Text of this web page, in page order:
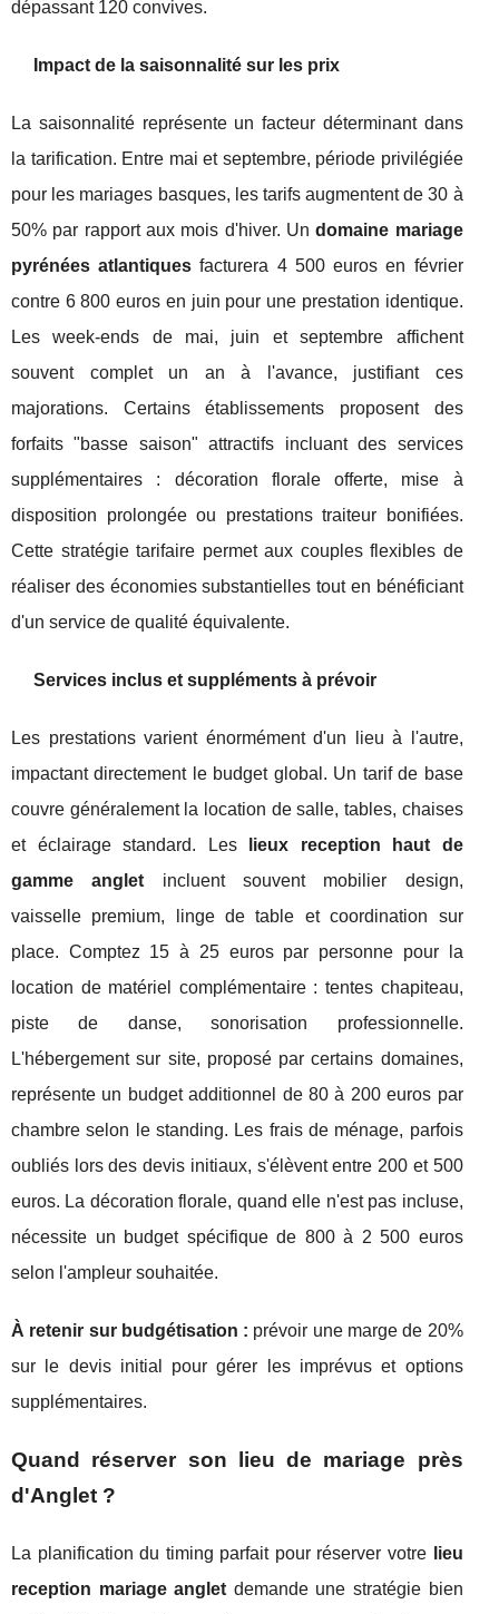
dépassant 120 convives.
Impact de la saisonnalité sur les prix
La saisonnalité représente un facteur déterminant dans
la tarification. Entre mai et septembre, période privilégiée
pour les mariages basques, les tarifs augmentent de 30 à
50% par rapport aux mois d'hiver. Undomaine mariage
pyrénées atlantiques facturera 4 500 euros en février
contre 6 800 euros en juin pour une prestation identique.
Les week-ends de mai, juin et septembre affichent
souvent complet un an à l'avance, justifiant ces
majorations. Certains établissements proposent des
forfaits "basse saison" attractifs incluant des services
supplémentaires : décoration florale offerte, mise à
disposition prolongée ou prestations traiteur bonifiées.
Cette stratégie tarifaire permet aux couples flexibles de
réaliser des économies substantielles tout en bénéficiant
d'un service de qualité équivalente.
Services inclus et suppléments à prévoir
Les prestations varient énormément d'un lieu à l'autre,
impactant directement le budget global. Un tarif de base
couvre généralement la location de salle, tables, chaises
et éclairage standard. Les
lieux reception haut de
gamme angletincluent souvent mobilier design,
vaisselle premium, linge de table et coordination sur
place. Comptez 15 à 25 euros par personne pour la
location de matériel complémentaire : tentes chapiteau,
piste de danse, sonorisation professionnelle.
L'hébergement sur site, proposé par certains domaines,
représente un budget additionnel de 80 à 200 euros par
chambre selon le standing. Les frais de ménage, parfois
oubliés lors des devis initiaux, s'élèvent entre 200 et 500
euros. La décoration florale, quand elle n'est pas incluse,
nécessite un budget spécifique de 800 à 2 500 euros
selon l'ampleur souhaitée.
À retenir sur budgétisation : prévoir une marge de 20%
sur le devis initial pour gérer les imprévus et options
supplémentaires.
Quand réserver son lieu de mariage près
d'Anglet ?
La planification du timing parfait pour réserver votre
lieu
reception mariage angletdemande une stratégie bien